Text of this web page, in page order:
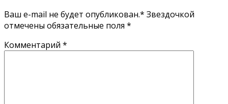
Ваш e-mail не будет опубликован.* Звездочкой
отмечены обязательные поля *
Комментарий *